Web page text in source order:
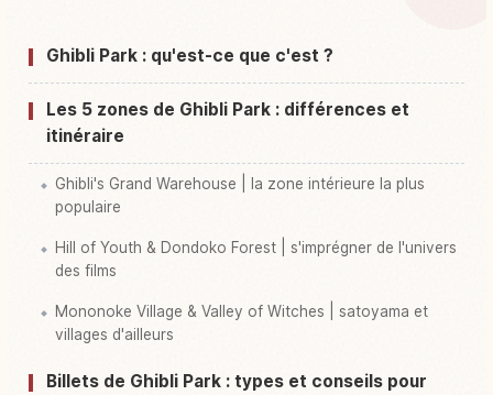
Activités à Ghibli Park↗
Ghibli Park : qu'est-ce que c'est ?
Les 5 zones de Ghibli Park : différences et
itinéraire
Ghibli's Grand Warehouse | la zone intérieure la plus
populaire
Hill of Youth & Dondoko Forest | s'imprégner de l'univers
des films
Mononoke Village & Valley of Witches | satoyama et
villages d'ailleurs
Billets de Ghibli Park : types et conseils pour